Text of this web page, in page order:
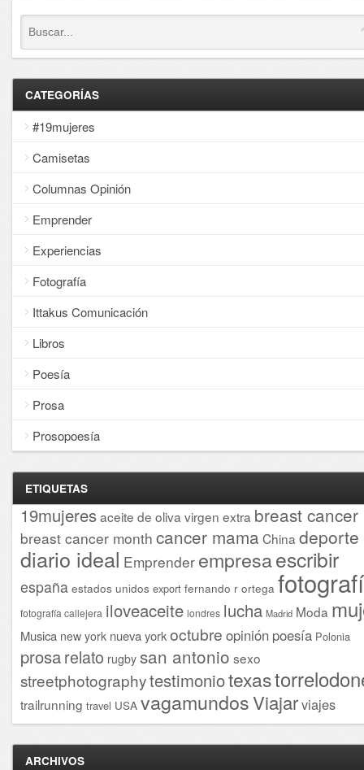
CATEGORÍAS
#19mujeres
Camisetas
Columnas Opinión
Emprender
Experiencias
Fotografía
Ittakus Comunicación
Libros
Poesía
Prosa
Prosopoesía
ETIQUETAS
19mujeresaceite de oliva virgen extra breast cancer
breast cancer month cancer mama China deporte
diario ideal Emprender empresaescribir
españa estados unidos export fernando r ortega
fotografía callejera iloveaceite londres lucha Madrid Moda
Musica new york nueva yorkoctubre opinión poesía Polonia
prosarelato rugby san antonio sexo
streetphotographytestimoniotexas
trailrunning travel USA vagamundosViajarviajes
ARCHIVOS